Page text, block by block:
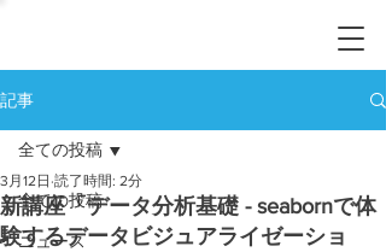
記事
全ての投稿
ニュース
全ての投稿
新講座「データ分析基礎 - seabornで体
験するデータビジュアライゼーショ
3月12日 読了時間: 2分